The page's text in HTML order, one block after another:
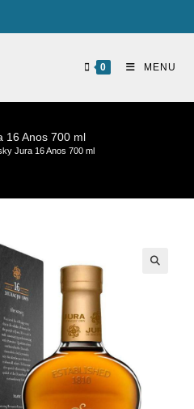
0 MENU
16 Anos 700 ml
Jura 16 Anos 700 ml